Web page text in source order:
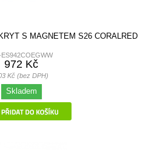
S MAGNETEM S26 CORALRED
ES942COEGWW
972 Kč
Kč (bez DPH)
Skladem